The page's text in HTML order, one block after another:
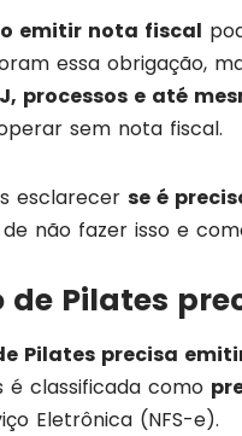
emitir nota fiscal
essa obrigação,
processos e até
sem nota fiscal.
esclarecer se é
não fazer isso e
de Pilates
Pilates precisa
é classificada como
Eletrônica (NFS-e).